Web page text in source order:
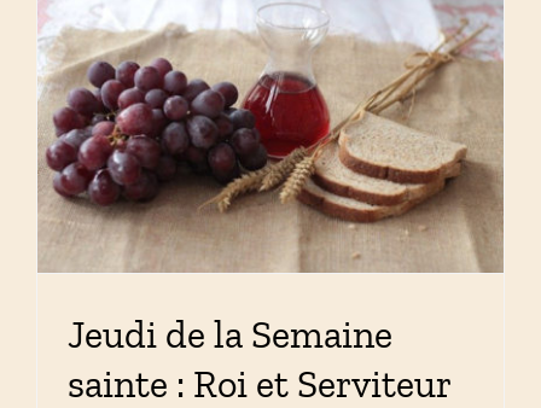
Jeudi de la Semaine
sainte : Roi et Serviteur